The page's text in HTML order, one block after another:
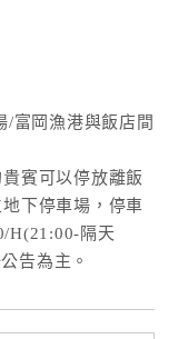
/富岡漁港與飯店間
賓可以停放離飯
下停車場，停車
H(21:00-隔天
告為主。